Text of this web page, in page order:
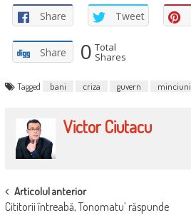
Share Tweet
Share 0 Total
Shares
Tagged bani criza guvern minciuni
Victor Ciutacu
POST
NAVIGATION
Articolul anterior
Cititorii întreabă, Tonomatu’ răspunde